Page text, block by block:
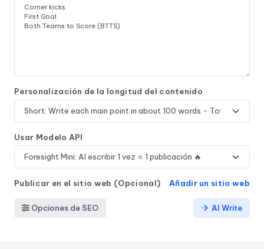
Personalización de la longitud del contenido
Usar Modelo API
Publicar en el sitio web (Opcional) Añadir un sitio web
Opciones de SEO AI Write